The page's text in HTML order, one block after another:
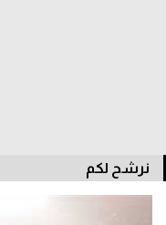
نرشح لكم